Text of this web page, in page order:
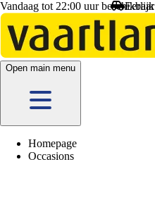
Vandaag tot 22:00 uur beschikbaar
Open main menu
Homepage
Occasions